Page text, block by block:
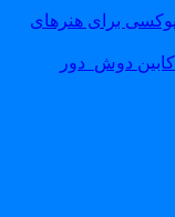
برای هنرهای
دوش_دور